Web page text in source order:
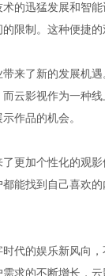
的迅猛发展和智
限制。这种便捷
来了新的发展机
云影视作为一种
作品的机会。
更加个性化的观
能找到自己喜欢
代的娱乐新风向
求的不断增长，